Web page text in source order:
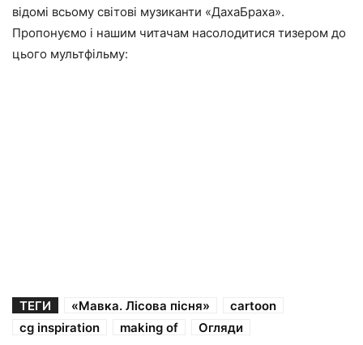
відомі всьому світові музиканти «ДахаБраха».
Пропонуємо і нашим читачам насолодитися тизером до
цього мультфільму:
ТЕГИ «Мавка. Лісова пісня»
cartoon
cg inspiration
making of Огляди